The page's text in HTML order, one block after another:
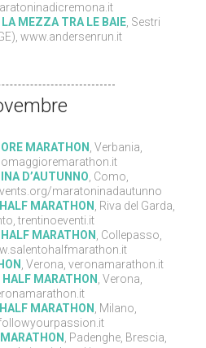
MEZZA TRA LE BAIE, Sestri
www.andersenrun.it
MARATHON , Verbania,
D’AUTUNNO , Como,
maratoninadautunno
MARATHON
, Riva del Garda,
trentinoeventi.it
MARATHON
, Collepasso,
, Verona, veronamarathon.it
MARATHON , Verona,
MARATHON
, Milano,
, Padenghe, Brescia,